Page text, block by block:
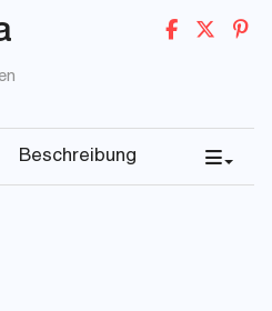
Beschreibung